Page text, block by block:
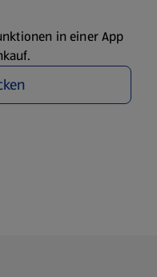
in einer App